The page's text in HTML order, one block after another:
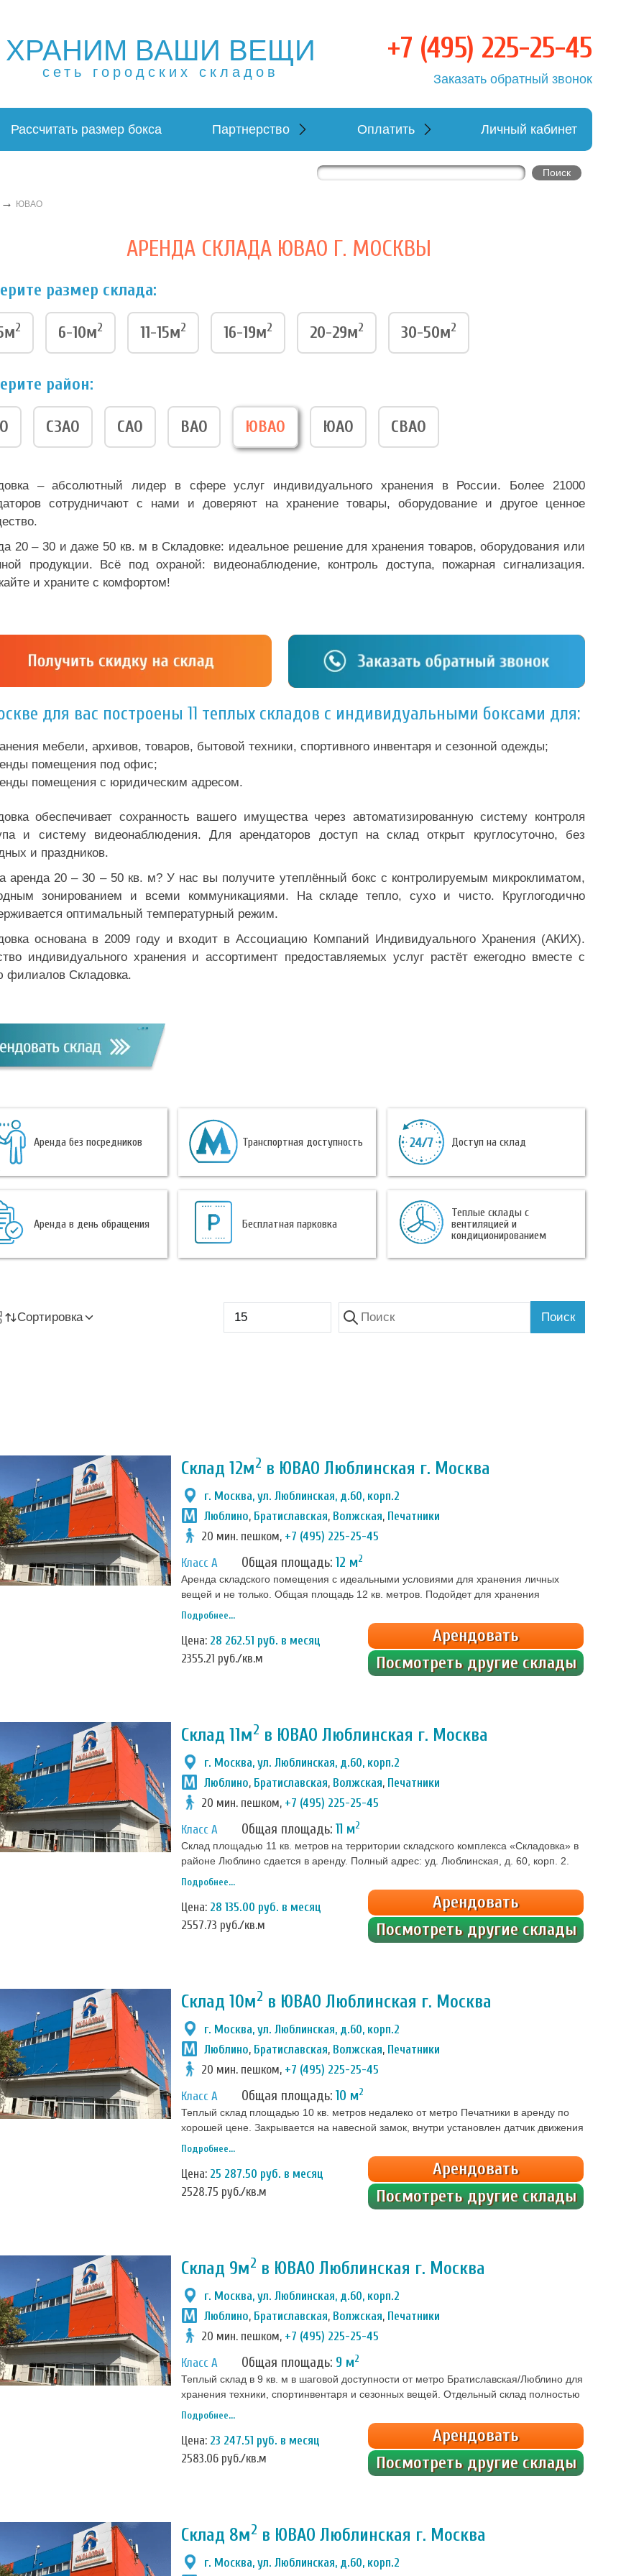
в Москве и МО. Склад временного хранения. Складовка
в Москве и МО. Склад временного хранения. Складовка
ХРАНИМ ВАШИ ВЕЩИ
сеть городских складов
+7 (495) 225-25-45
Заказать обратный звонок
Рассчитать размер бокса Партнерство Оплатить Личный кабинет
ЮВАО
АРЕНДА СКЛАДА ЮВАО Г. МОСКВЫ
размер склада:
2 6-10м2 11-15м2 16-19м2 20-29м2 30-50м2
район:
СЗАО САО ВАО ЮВАО ЮАО СВАО
– абсолютный лидер в сфере услуг индивидуального хранения в России. Более 21000
сотрудничают с нами и доверяют на хранение товары, оборудование и другое ценное
20 – 30 и даже 50 кв. м в Складовке: идеальное решение для хранения товаров, оборудования или
продукции. Всё под охраной: видеонаблюдение, контроль доступа, пожарная сигнализация.
и храните с комфортом!
для вас построены 11 теплых складов с индивидуальными боксами для:
мебели, архивов, товаров, бытовой техники, спортивного инвентаря и сезонной одежды;
помещения под офис;
помещения с юридическим адресом.
обеспечивает сохранность вашего имущества через автоматизированную систему контроля
и систему видеонаблюдения. Для арендаторов доступ на склад открыт круглосуточно, без
и праздников.
аренда 20 – 30 – 50 кв. м? У нас вы получите утеплённый бокс с контролируемым микроклиматом,
зонированием и всеми коммуникациями. На складе тепло, сухо и чисто. Круглогодично
оптимальный температурный режим.
основана в 2009 году и входит в Ассоциацию Компаний Индивидуального Хранения (АКИХ).
индивидуального хранения и ассортимент предоставляемых услуг растёт ежегодно вместе с
филиалов Складовка.
Аренда без посредников Транспортная доступность Доступ на склад
Аренда в день обращения Бесплатная парковка
Теплые склады с
вентиляцией и
кондиционированием
Сортировка Поиск
Склад 12м2 в ЮВАО Люблинская г. Москва
г. Москва, ул. Люблинская, д.60, корп.2
Люблино, Братиславская, Волжская, Печатники
20 мин. пешком, +7 (495) 225-25-45
Класс А
Общая площадь: 12 м2
Аренда складского помещения с идеальными условиями для хранения личных
вещей и не только. Общая площадь 12 кв. метров. Подойдет для хранения
оргтехники, архивов, сезонных вещей и спортинвентаря. Температура и влажность
поддерживается на определённом уровне в зависимости от сезона года. Внутри […]
Подробнее...
Цена: 28 262.51 руб. в месяц
2355.21 руб./кв.м
Арендовать
Посмотреть другие склады
Склад 11м2 в ЮВАО Люблинская г. Москва
г. Москва, ул. Люблинская, д.60, корп.2
Люблино, Братиславская, Волжская, Печатники
20 мин. пешком, +7 (495) 225-25-45
Класс А
Общая площадь: 11 м2
Склад площадью 11 кв. метров на территории складского комплекса «Складовка» в
районе Люблино сдается в аренду. Полный адрес: уд. Люблинская, д. 60, корп. 2.
Рядом 4 станции метро: Люблино, Братиславская, Печатники, Волжская. Аренда от
одного месяца. Предусмотрены все условия: удобный […]
Подробнее...
Цена: 28 135.00 руб. в месяц
2557.73 руб./кв.м
Арендовать
Посмотреть другие склады
Склад 10м2 в ЮВАО Люблинская г. Москва
г. Москва, ул. Люблинская, д.60, корп.2
Люблино, Братиславская, Волжская, Печатники
20 мин. пешком, +7 (495) 225-25-45
Класс А
Общая площадь: 10 м2
Теплый склад площадью 10 кв. метров недалеко от метро Печатники в аренду по
хорошей цене. Закрывается на навесной замок, внутри установлен датчик движения
(отключается при вводе индивидуального ПИН-кода). Ведется видеонаблюдение,
круглосуточно дежурит охрана, соблюдены все меры пожарной безопасности – всё
[…]
Подробнее...
Цена: 25 287.50 руб. в месяц
2528.75 руб./кв.м
Арендовать
Посмотреть другие склады
Склад 9м2 в ЮВАО Люблинская г. Москва
г. Москва, ул. Люблинская, д.60, корп.2
Люблино, Братиславская, Волжская, Печатники
20 мин. пешком, +7 (495) 225-25-45
Класс А
Общая площадь: 9 м2
Теплый склад в 9 кв. м в шаговой доступности от метро Братиславская/Люблино для
хранения техники, спортинвентаря и сезонных вещей. Отдельный склад полностью
изолирован, закрывается на навесной замок, внутри стоит сигнализация. Доступ
возможен только по индивидуальному коду, других пропусков не требуется. […]
Подробнее...
Цена: 23 247.51 руб. в месяц
2583.06 руб./кв.м
Арендовать
Посмотреть другие склады
Склад 8м2 в ЮВАО Люблинская г. Москва
г. Москва, ул. Люблинская, д.60, корп.2